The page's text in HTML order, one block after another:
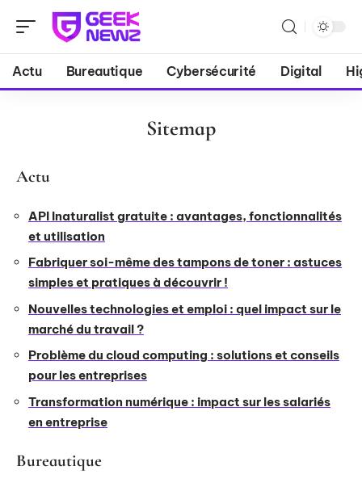
Actu Bureautique Cybersécurité Digital
Sitemap
Actu
API Inaturalist gratuite : avantages, fonctionnalités
et utilisation
Fabriquer soi-même des tampons de toner : astuces
simples et pratiques à découvrir !
Nouvelles technologies et emploi : quel impact sur le
marché du travail ?
Problème du cloud computing : solutions et conseils
pour les entreprises
Transformation numérique : impact sur les salariés
en entreprise
Bureautique